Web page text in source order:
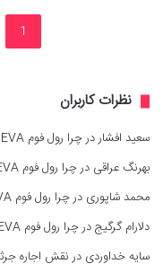
1
نظرات کاربران
سعید افشاردرچرا رول فوم EVA انتخاب اول در پروژه‌های صنعتی است؟
بهرنگ عراقی درچرا رول فوم EVA انتخاب اول در پروژه‌های صنعتی است؟
محمد شاپوری درچرا رول فوم EVA انتخاب اول در پروژه‌های صنعتی است؟
دلارام گرگیجدرچرا رول فوم EVA انتخاب اول در پروژه‌های صنعتی است؟
سایه خداوردی درنقش اجاره